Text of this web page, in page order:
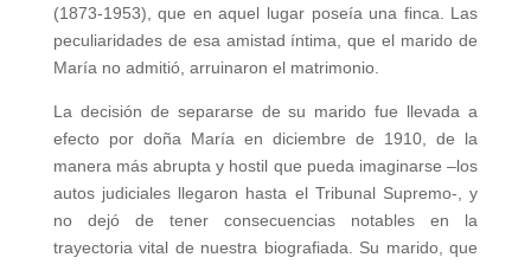
(1873-1953), que en aquel lugar poseía una finca. Las
peculiaridades de esa amistad íntima, que el marido de
María no admitió, arruinaron el matrimonio.
La decisión de separarse de su marido fue llevada a
efecto por doña María en diciembre de 1910, de la
manera más abrupta y hostil que pueda imaginarse –los
autos judiciales llegaron hasta el Tribunal Supremo-, y
no dejó de tener consecuencias notables en la
trayectoria vital de nuestra biografiada. Su marido, que